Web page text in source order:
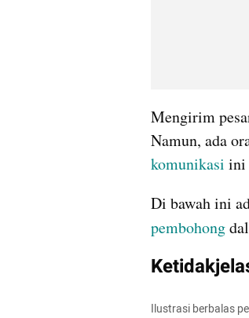
Mengirim
komunikasi ini
pembohong
Ilustrasi berbalas